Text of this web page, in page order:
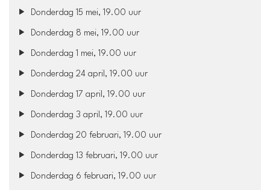
Donderdag 15 mei, 19.00 uur
Donderdag 8 mei, 19.00 uur
Donderdag 1 mei, 19.00 uur
Donderdag 24 april, 19.00 uur
Donderdag 17 april, 19.00 uur
Donderdag 3 april, 19.00 uur
Donderdag 20 februari, 19.00 uur
Donderdag 13 februari, 19.00 uur
Donderdag 6 februari, 19.00 uur